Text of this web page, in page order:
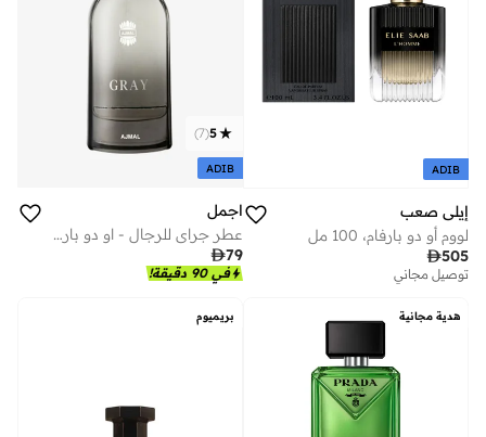
ADIB
إيلي صعب
لووم أو دو بارفام، 100 مل
505
توصيل مجاني
5
(
7
)
ADIB
اجمل
عطر جراي للرجال - او دو بارفان 100 مل
79
في 90 دقيقة!
هدية مجانية بريميوم